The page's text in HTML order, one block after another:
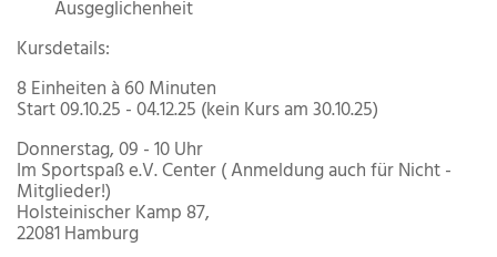
Ausgeglichenheit
Kursdetails:
8 Einheiten à 60 Minuten
Start 09.10.25 - 04.12.25 (kein Kurs am 30.10.25)
Donnerstag, 09 - 10 Uhr ​​
Im Sportspaß e.V. Center ( Anmeldung auch für Nicht -
Mitglieder!)
Holsteinischer Kamp 87,
22081 Hamburg​